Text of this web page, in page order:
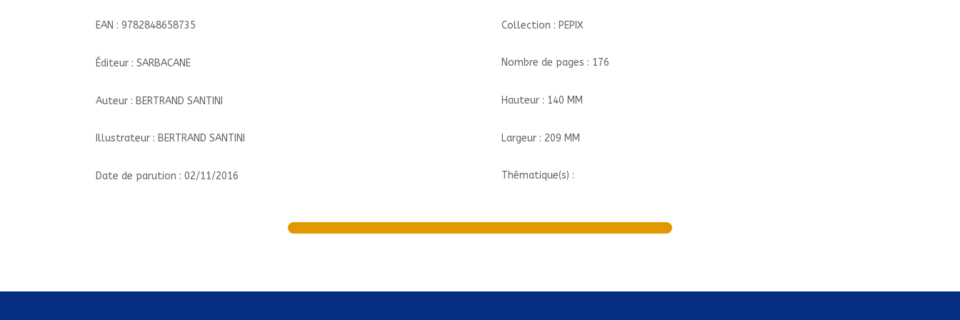
EAN : 9782848658735
Éditeur : SARBACANE
Auteur : BERTRAND SANTINI
Illustrateur : BERTRAND SANTINI
Date de parution : 02/11/2016
Collection : PEPIX
Nombre de pages : 176
Hauteur : 140 MM
Largeur : 209 MM
Thématique(s) :